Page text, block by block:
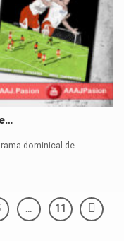
dominical de
… 11